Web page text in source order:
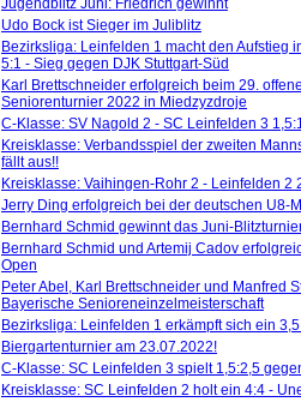
Jugendblitz Juni: Friedrich gewinnt
Udo Bock ist Sieger im Juliblitz
Bezirksliga: Leinfelden 1 macht den Aufstieg
5:1 - Sieg gegen DJK Stuttgart-Süd
Karl Brettschneider erfolgreich beim 29.
Seniorenturnier 2022 in Miedzyzdroje
C-Klasse: SV Nagold 2 - SC Leinfelden 3
Kreisklasse: Verbandsspiel der zweiten
fällt aus!!
Kreisklasse: Vaihingen-Rohr 2 - Leinfelden 2
Jerry Ding erfolgreich bei der deutschen U8-
Bernhard Schmid gewinnt das Juni-
Bernhard Schmid und Artemij Cadov
Open
Peter Abel, Karl Brettschneider und Manfred
Bayerische Senioreneinzelmeisterschaft
Bezirksliga: Leinfelden 1 erkämpft sich ein
Biergartenturnier am 23.07.2022!
C-Klasse: SC Leinfelden 3 spielt 1,5:2,5
Kreisklasse: SC Leinfelden 2 holt ein 4:4 -